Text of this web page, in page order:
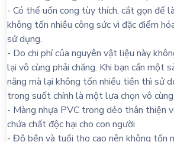
- Có thể uốn cong tùy thích, cắt gọn để
không tốn nhiều công sức vì đặc điểm
sử dụng.
- Do chi phí của nguyên vật liệu này
lại vô cùng phải chăng. Khi bạn cần một
năng mà lại không tốn nhiều tiền thì sử
trong suốt chính là một lựa chọn vô
- Màng nhựa PVC trong dẻo thân thiện
chứa chất độc hại cho con người
- Độ bền và tuổi thọ cao nên không tốn